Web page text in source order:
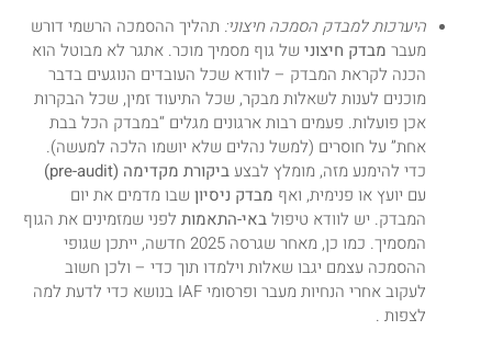
היערכות למבדק הסמכה חיצוני: תהליך ההסמכה הרשמי דורש
מעבר מבדק חיצוני של גוף מסמיך מוכר. אתגר לא מבוטל הוא
הכנה לקראת המבדק – לוודא שכל העובדים הנוגעים בדבר
מוכנים לענות לשאלות מבקר, שכל התיעוד זמין, שכל הבקרות
אכן פועלות. פעמים רבות ארגונים מגלים “במבדק הכל בבת
אחת” על חוסרים (למשל נהלים שלא יושמו הלכה למעשה).
כדי להימנע מזה, מומלץ לבצעביקורת מקדימה (pre-audit)
עם יועץ או פנימית, ואף מבדק ניסיון שבו מדמים את יום
המבדק. יש לוודא טיפולבאי-התאמות לפני שמזמינים את הגוף
המסמיך. כמו כן, מאחר שגרסה 2025 חדשה, ייתכן שגופי
ההסמכה עצמם יגבו שאלות וילמדו תוך כדי – ולכן חשוב
לעקוב אחרי הנחיות מעבר ופרסומי IAF בנושא כדי לדעת למה
לצפות .